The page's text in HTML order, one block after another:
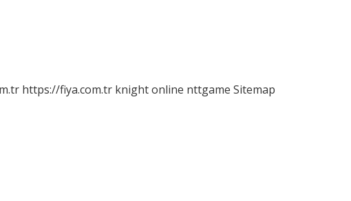
https://fiya.com.tr knight online nttgame Sitemap